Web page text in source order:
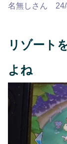
名無しさん 24/
リゾート
よね